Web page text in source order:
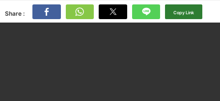
Share : Copy Link